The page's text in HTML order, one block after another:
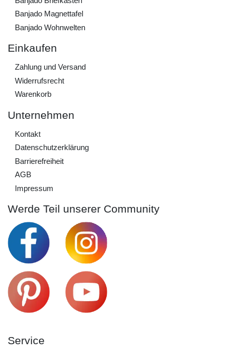
Banjado Magnettafel
Banjado Wohnwelten
Einkaufen
Zahlung und Versand
Widerrufs­recht
Warenkorb
Unternehmen
Kontakt
Daten­schutz­erklärung
Barrierefreiheit
AGB
Impressum
Werde Teil unserer Community
Service